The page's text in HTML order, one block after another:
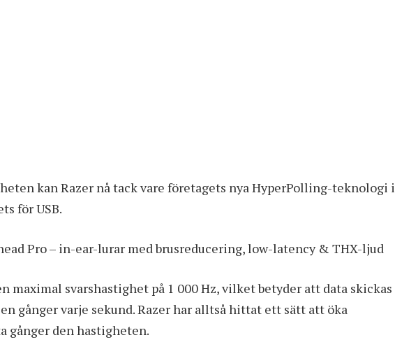
kan Razer nå tack vare företagets nya HyperPolling-teknologi i
för USB.
Pro – in-ear-lurar med brusreducering, low-latency & THX-ljud
maximal svarshastighet på 1 000 Hz, vilket betyder att data skickas
gånger varje sekund. Razer har alltså hittat ett sätt att öka
gånger den hastigheten.